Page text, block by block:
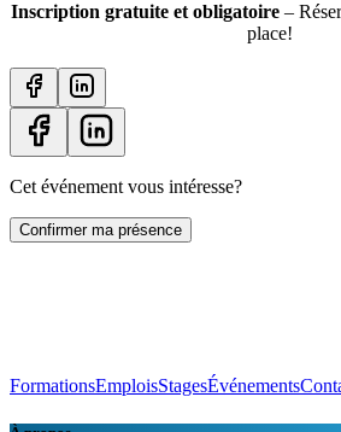
Inscription gratuite et obligatoire–
place!
Cet événement vous intéresse?
Confirmer ma présence
FormationsEmploisStagesÉvénements